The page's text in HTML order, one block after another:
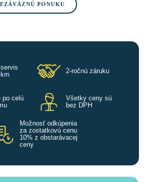
PONUKU
2-ročnú záruku
po celú
Všetky ceny sú
bez DPH
Možnosť odkúpenia
za zostatkovú cenu
10% z obstarávacej
ceny